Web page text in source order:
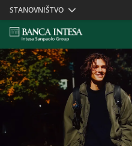
Skiplinks
STANOVNIŠTVO